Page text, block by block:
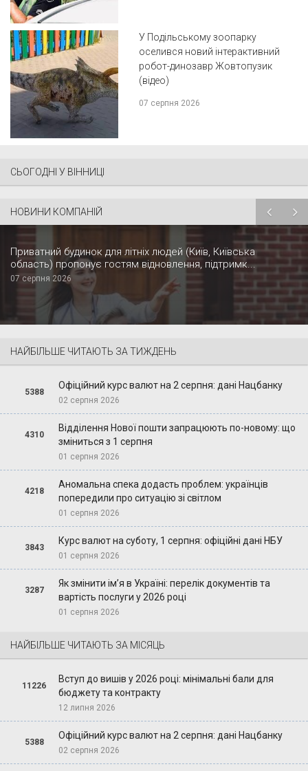
У Подільському зоопарку
оселився новий інтерактивний
робот-динозавр Жовтопузик
(відео)
07 серпня 2026
СЬОГОДНІ У ВІННИЦІ
НОВИНИ КОМПАНІЙ
Приватний будинок для літніх людей (Київ, Київська
область) пропонує гостям відновлення, підтримк...
07 серпня 2026
НАЙБІЛЬШЕ ЧИТАЮТЬ ЗА ТИЖДЕНЬ
5388
Офіційний курс валют на 2 серпня: дані Нацбанку
02 серпня 2026
4310
Відділення Нової пошти запрацюють по-новому: що
зміниться з 1 серпня
01 серпня 2026
4218
Аномальна спека додасть проблем: українців
попередили про ситуацію зі світлом
01 серпня 2026
3843
Курс валют на суботу, 1 серпня: офіційні дані НБУ
01 серпня 2026
3287
Як змінити ім’я в Україні: перелік документів та
вартість послуги у 2026 році
01 серпня 2026
НАЙБІЛЬШЕ ЧИТАЮТЬ ЗА МІСЯЦЬ
11226
Вступ до вишів у 2026 році: мінімальні бали для
бюджету та контракту
12 липня 2026
5388
Офіційний курс валют на 2 серпня: дані Нацбанку
02 серпня 2026